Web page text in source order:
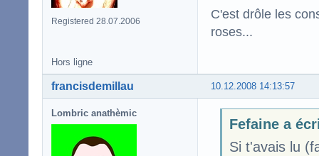
Registered 28.07.2006
C'est drôle les
roses...
Hors ligne
10.12.2008 14:13:57
francisdemillau
Lombric anathèmic
Fefaine a
Si t'avais lu